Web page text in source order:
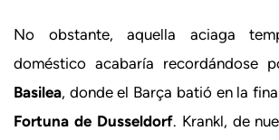
No obstante, aquella aciaga
doméstico acabaría recordándose
Basilea, donde el Barça batió en la
Fortuna de Dusseldorf. Krankl, de